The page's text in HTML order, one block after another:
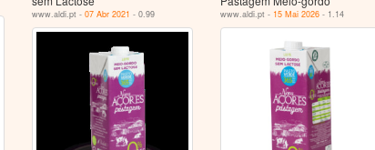
www.aldi.pt -07 Abr 2021 - 0.99 www.aldi.pt - 15 Mai 2026- 1.14